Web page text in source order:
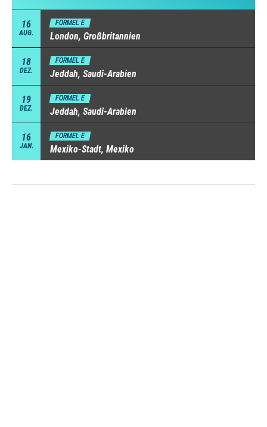
16
AUG.
FORMEL E
London, Großbritannien
18
DEZ.
FORMEL E
Jeddah, Saudi-Arabien
19
DEZ.
FORMEL E
Jeddah, Saudi-Arabien
16
JAN.
FORMEL E
Mexiko-Stadt, Mexiko